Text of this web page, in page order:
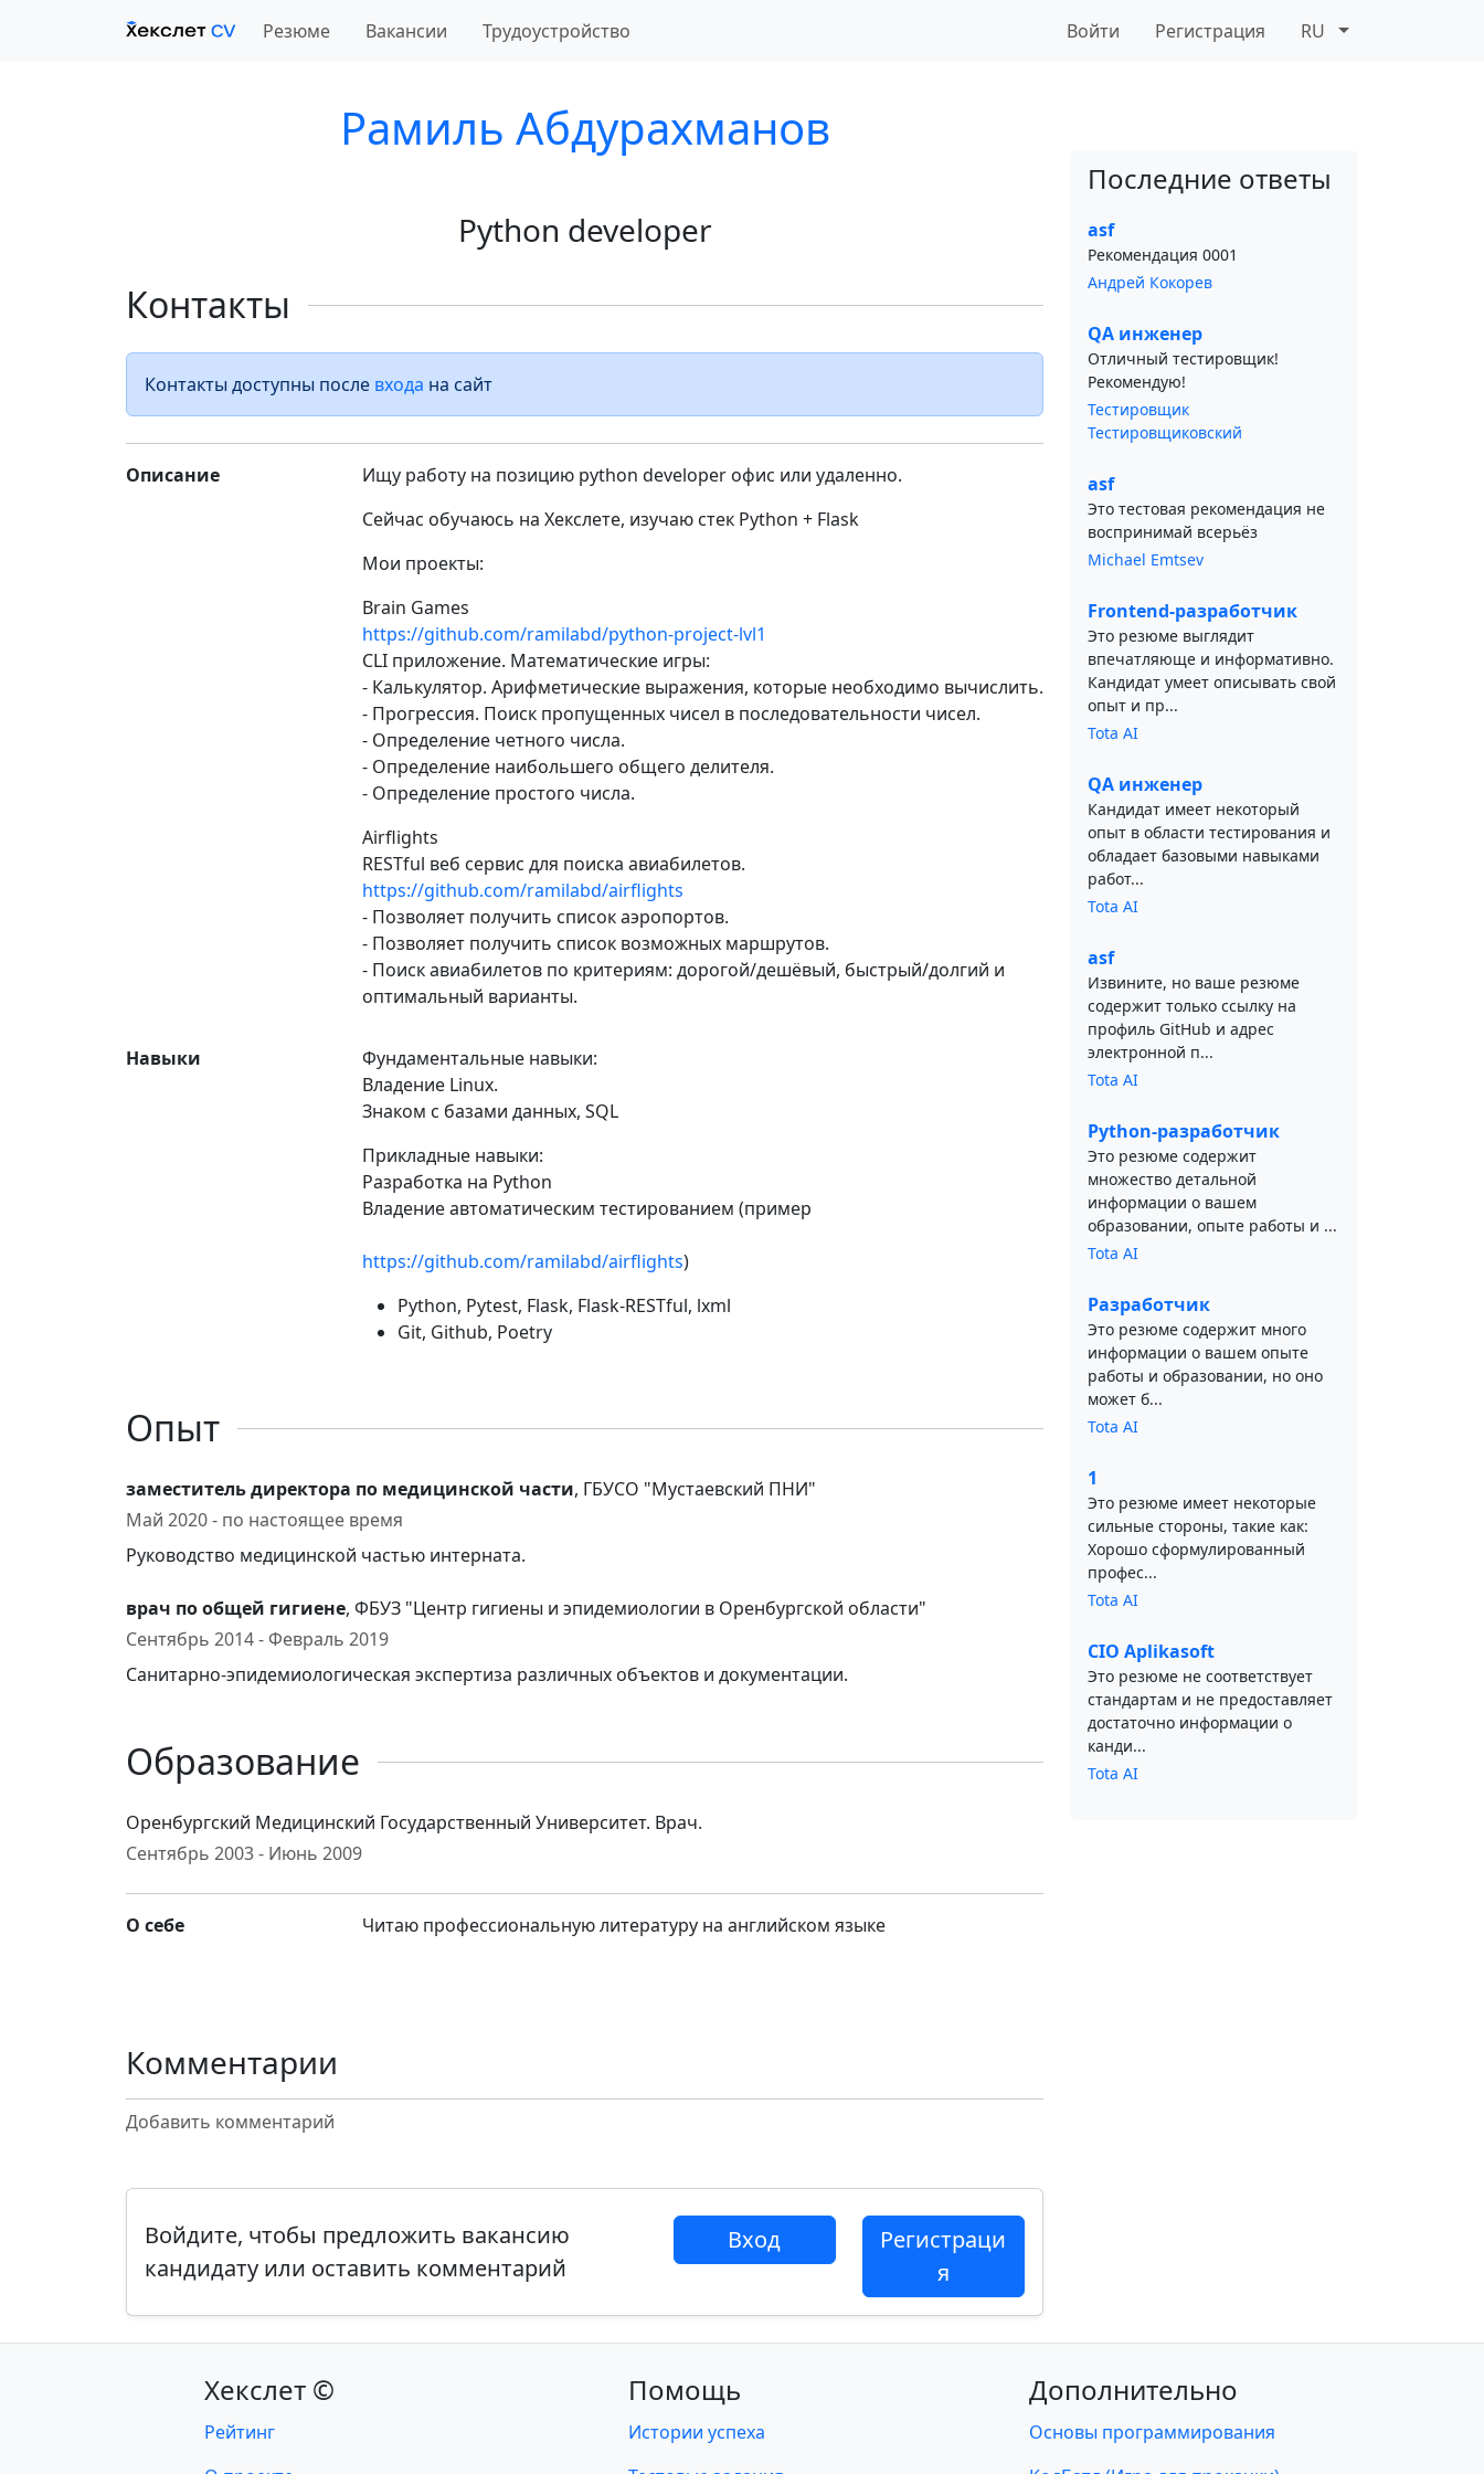
Резюме Вакансии Трудоустройство Войти Регистрация RU
Рамиль Абдурахманов
Python developer
Контакты
Контакты доступны после входа на сайт
Описание
Ищу работу на позицию python developer офис или удаленно.
Сейчас обучаюсь на Хекслете, изучаю стек Python + Flask
Мои проекты:
Brain Games
https://github.com/ramilabd/python-project-lvl1
CLI приложение. Математические игры:
- Калькулятор. Арифметические выражения, которые необходимо вычислить.
- Прогрессия. Поиск пропущенных чисел в последовательности чисел.
- Определение четного числа.
- Определение наибольшего общего делителя.
- Определение простого числа.
Airflights
RESTful веб сервис для поиска авиабилетов.
https://github.com/ramilabd/airflights
- Позволяет получить список аэропортов.
- Позволяет получить список возможных маршрутов.
- Поиск авиабилетов по критериям: дорогой/дешёвый, быстрый/долгий и
оптимальный варианты.
Навыки
Фундаментальные навыки:
Владение Linux.
Знаком с базами данных, SQL
Прикладные навыки:
Разработка на Python
Владение автоматическим тестированием (пример
https://github.com/ramilabd/airflights)
Python, Pytest, Flask, Flask-RESTful, lxml
Git, Github, Poetry
Опыт
заместитель директора по медицинской части, ГБУСО "Мустаевский ПНИ"
Май 2020 - по настоящее время
Руководство медицинской частью интерната.
врач по общей гигиене, ФБУЗ "Центр гигиены и эпидемиологии в Оренбургской области"
Сентябрь 2014 - Февраль 2019
Санитарно-эпидемиологическая экспертиза различных объектов и документации.
Образование
Оренбургский Медицинский Государственный Университет. Врач.
Сентябрь 2003 - Июнь 2009
О себе Читаю профессиональную литературу на английском языке
Комментарии
Добавить комментарий
Войдите, чтобы предложить вакансию
кандидату или оставить комментарий
Вход
Регистраци
я
Последние ответы
asf
Рекомендация 0001
Андрей Кокорев
QA инженер
Отличный тестировщик!
Рекомендую!
Тестировщик
Тестировщиковский
asf
Это тестовая рекомендация не
воспринимай всерьёз
Michael Emtsev
Frontend-разработчик
Это резюме выглядит
впечатляюще и информативно.
Кандидат умеет описывать свой
опыт и пр...
Tota AI
QA инженер
Кандидат имеет некоторый
опыт в области тестирования и
обладает базовыми навыками
работ...
Tota AI
asf
Извините, но ваше резюме
содержит только ссылку на
профиль GitHub и адрес
электронной п...
Tota AI
Python-разработчик
Это резюме содержит
множество детальной
информации о вашем
образовании, опыте работы и ...
Tota AI
Разработчик
Это резюме содержит много
информации о вашем опыте
работы и образовании, но оно
может б...
Tota AI
1
Это резюме имеет некоторые
сильные стороны, такие как:
Хорошо сформулированный
профес...
Tota AI
CIO Aplikasoft
Это резюме не соответствует
стандартам и не предоставляет
достаточно информации о
канди...
Tota AI
Хекслет ©
Рейтинг
Помощь
Истории успеха
Дополнительно
Основы программирования